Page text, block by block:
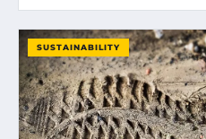
SUSTAINABILITY